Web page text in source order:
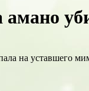
амано
на уставшего